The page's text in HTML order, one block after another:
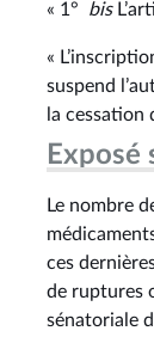
17 octobre 2024
17 octobre 2024
17 octobre 2024
17 octobre 2024
13 octobre 2024
« 1° bis
«
suspend
la
Exposé
Le nombre
ces
de ruptures
sénatoriale